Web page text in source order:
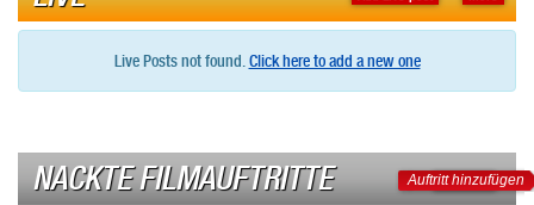
Live Posts not found. Click here to add a new one
NACKTE FILMAUFTRITTE Auftritt hinzufügen